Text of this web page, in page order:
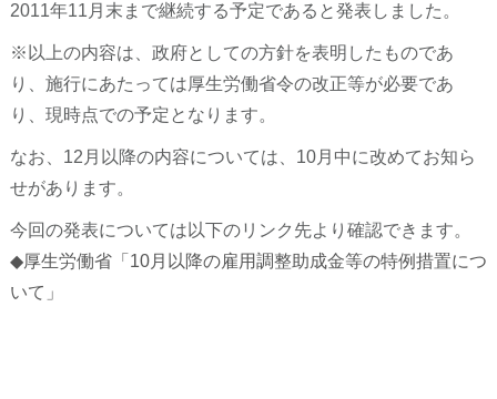
2011年11月末まで継続する予定であると発表しました。
※以上の内容は、政府としての方針を表明したものであ
り、施行にあたっては厚生労働省令の改正等が必要であ
り、現時点での予定となります。
なお、12月以降の内容については、10月中に改めてお知ら
せがあります。
今回の発表については以下のリンク先より確認できます。
◆厚生労働省「10月以降の雇用調整助成金等の特例措置につ
いて」